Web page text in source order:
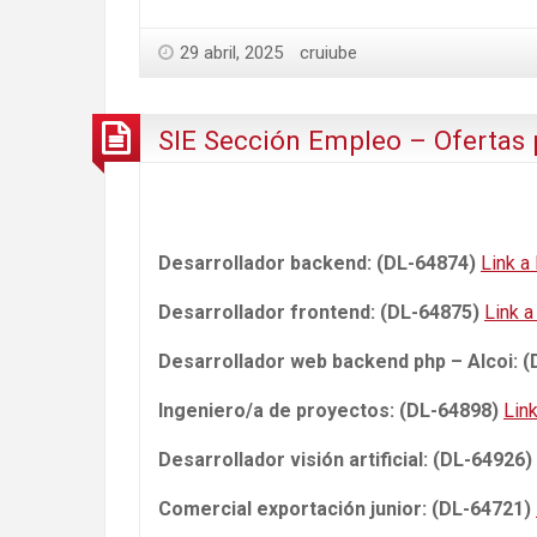
29 abril, 2025 cruiube
SIE Sección Empleo – Ofertas
Desarrollador backend: (DL-64874) Link
Desarrollador frontend: (DL-64875) Link
Desarrollador web backend php – Alcoi:
Ingeniero/a de proyectos: (DL-64898)
Desarrollador visión artificial: (DL-64926)
Comercial exportación junior: (DL-64721)